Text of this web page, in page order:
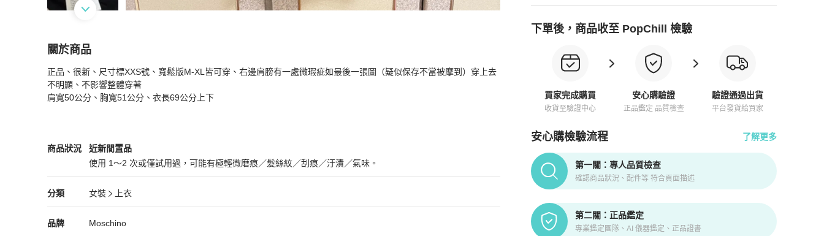
下單後，商品收至 PopChill 檢驗
買家完成購買
收貨至驗證中心
安心購驗證
正品鑑定 品質檢查
驗證通過出貨
平台發貨給買家
安心購檢驗流程 了解更多
PopChill拍拍圈正品驗證、安心購檢驗流程介紹
第一關：專人品質檢查
確認商品狀況、配件等 符合頁面描述
第二關：正品鑑定
專業鑑定團隊、AI 儀器鑑定、正品證書
關於商品
關於 20）Moschino 正品黑色寬鬆版上衣 M-XL皆可穿商品詳情與購買須知
正品、很新、尺寸標XXS號、寬鬆版M-XL皆可穿、右邊肩膀有一處微瑕疵如最後一張圖（疑似保存不當被摩到）穿上去
不明顯、不影響整體穿著
肩寬50公分、胸寬51公分、衣長69公分上下
商品狀況
Moschino 女裝商品狀態與細節
近新閒置品
使用 1～2 次或僅試用過，可能有極輕微磨痕／髮絲紋／刮痕／汙漬／氣味。
近新閒置品
分類
Moschino 女裝分類資訊
女裝
上衣
女裝/上衣推薦
品牌
Moschino 精品女裝品牌介紹
Moschino
Moschino 推薦清單